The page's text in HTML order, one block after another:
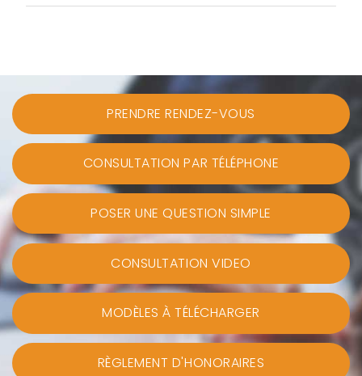
PRENDRE RENDEZ-VOUS
CONSULTATION PAR TÉLÉPHONE
POSER UNE QUESTION SIMPLE
CONSULTATION VIDEO
MODÈLES À TÉLÉCHARGER
RÈGLEMENT D'HONORAIRES